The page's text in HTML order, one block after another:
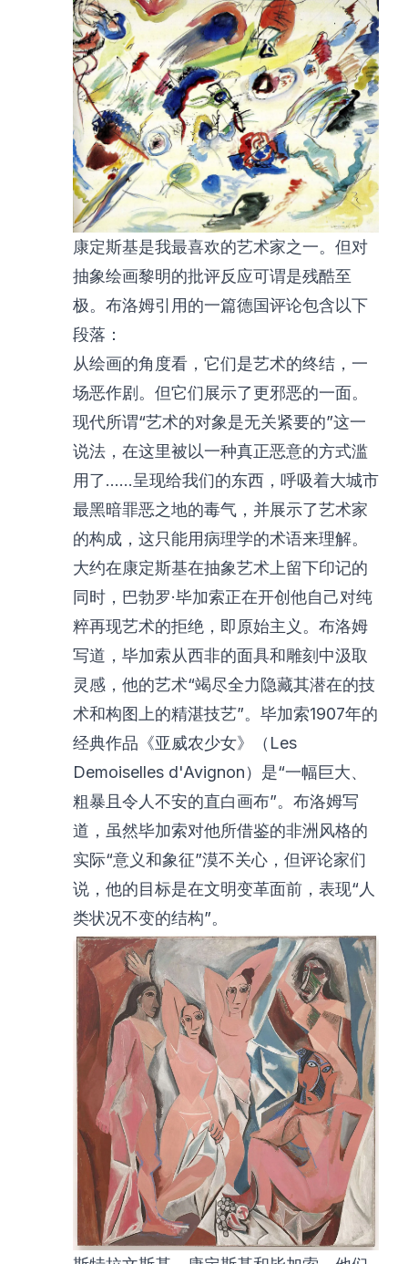
康定斯基是我最喜欢的艺术家之一。但对
抽象绘画黎明的批评反应可谓是残酷至
极。布洛姆引用的一篇德国评论包含以下
段落：
从绘画的角度看，它们是艺术的终结，一
场恶作剧。但它们展示了更邪恶的一面。
现代所谓“艺术的对象是无关紧要的”这一
说法，在这里被以一种真正恶意的方式滥
用了……呈现给我们的东西，呼吸着大城市
最黑暗罪恶之地的毒气，并展示了艺术家
的构成，这只能用病理学的术语来理解。
大约在康定斯基在抽象艺术上留下印记的
同时，巴勃罗·毕加索正在开创他自己对纯
粹再现艺术的拒绝，即原始主义。布洛姆
写道，毕加索从西非的面具和雕刻中汲取
灵感，他的艺术“竭尽全力隐藏其潜在的技
术和构图上的精湛技艺”。毕加索1907年的
经典作品《亚威农少女》（Les
Demoiselles d'Avignon）是“一幅巨大、
粗暴且令人不安的直白画布”。布洛姆写
道，虽然毕加索对他所借鉴的非洲风格的
实际“意义和象征”漠不关心，但评论家们
说，他的目标是在文明变革面前，表现“人
类状况不变的结构”。